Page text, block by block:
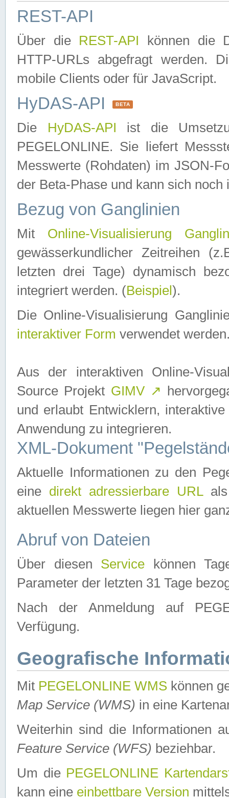
REST-API
Über die REST-API können die
HTTP-URLs abgefragt werden.
mobile Clients oder für JavaScript.
HyDAS-API BETA
Die HyDAS-API ist die
PEGELONLINE. Sie liefert
Messwerte (Rohdaten) im JSON-
der Beta-Phase und kann sich noch
Bezug von Ganglinien
Mit Online-Visualisierung
gewässerkundlicher Zeitreihen
letzten drei Tage) dynamisch
integriert werden. (Beispiel ).
Die Online-Visualisierung
interaktiver Form verwendet
Aus der interaktiven Online-
Source Projekt GIMV ↗
und erlaubt Entwicklern,
Anwendung zu integrieren.
XML-Dokument
Aktuelle Informationen zu den
eine direkt adressierbare URLals
aktuellen Messwerte liegen hier
Abruf von Dateien
Über diesen Service können
Parameter der letzten 31 Tage
Nach der Anmeldung auf
Verfügung.
Geografische
Mit PEGELONLINE WMS können
Map Service (WMS) in eine
Weiterhin sind die Informationen
Feature Service (WFS) beziehbar.
Um die PEGELONLINE
kann eine einbettbare Version